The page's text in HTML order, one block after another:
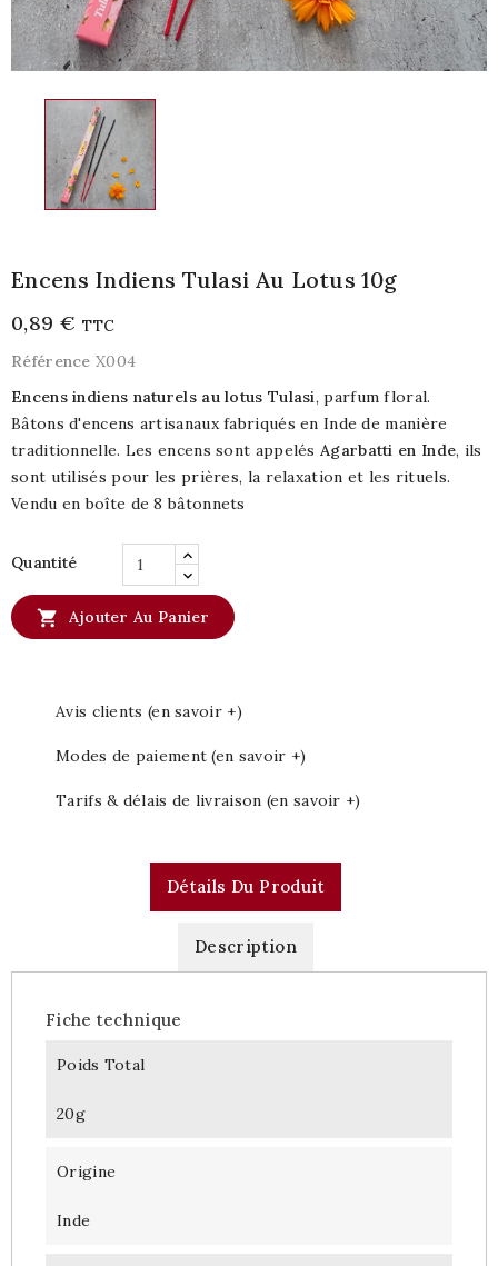
Encens Indiens Tulasi Au Lotus 10g
0,89 € TTC
Référence X004
Encens indiens naturels au lotus Tulasi, parfum floral.
Bâtons d'encens artisanaux fabriqués en Inde de manière
traditionnelle. Les encens sont appelésAgarbatti en Inde, ils
sont utilisés pour les prières, la relaxation et les rituels.
Vendu en boîte de 8 bâtonnets
Quantité
 Ajouter Au Panier
Avis clients (en savoir +)
Modes de paiement (en savoir +)
Tarifs & délais de livraison (en savoir +)
Détails Du Produit
Description
Fiche technique
Poids Total
20g
Origine
Inde